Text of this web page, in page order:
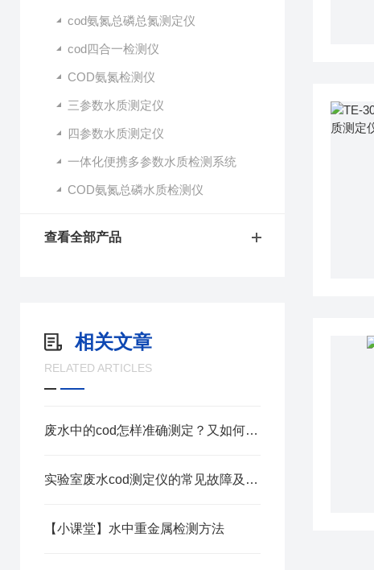
cod氨氮总磷总氮测定仪
cod四合一检测仪
COD氨氮检测仪
三参数水质测定仪
四参数水质测定仪
一体化便携多参数水质检测系统
COD氨氮总磷水质检测仪
查看全部产品
相关文章
RELATED ARTICLES
废水中的cod怎样准确测定？又如何去除？
实验室废水cod测定仪的常见故障及解决方法
【小课堂】水中重金属检测方法